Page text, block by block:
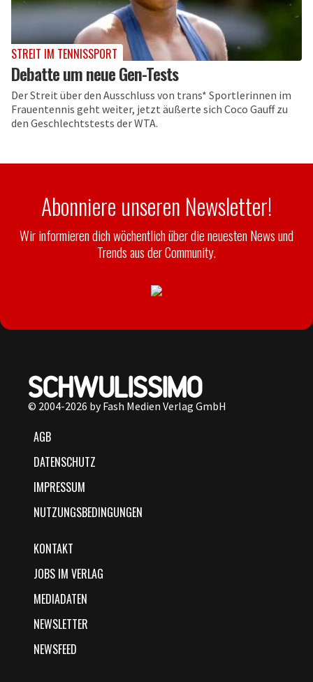
STREIT IM TENNISSPORT
Debatte um neue Gen-Tests
Der Streit über den Ausschluss von trans* Sportlerinnen im
Frauentennis geht weiter, jetzt äußerte sich Coco Gauff zu
den Geschlechtstests der WTA.
Abonniere unseren Newsletter!
Wir informieren dich wöchentlich über die neuesten News und
Trends aus der Community.
© 2004-2026 by Fash Medien Verlag GmbH
AGB
DATENSCHUTZ
IMPRESSUM
NUTZUNGSBEDINGUNGEN
KONTAKT
JOBS IM VERLAG
MEDIADATEN
NEWSLETTER
NEWSFEED